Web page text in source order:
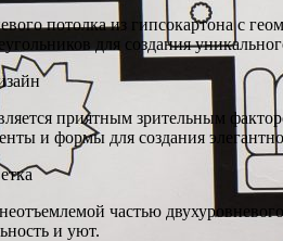
потолка из гипсокартона с
для создания
приятным зрительным
и формы для создания
частью
и уют.